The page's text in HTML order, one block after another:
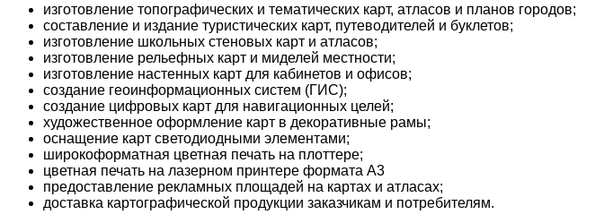
изготовление топографических и тематических карт, атласов и планов городов;
составление и издание туристических карт, путеводителей и буклетов;
изготовление школьных стеновых карт и атласов;
изготовление рельефных карт и миделей местности;
изготовление настенных карт для кабинетов и офисов;
создание геоинформационных систем (ГИС);
создание цифровых карт для навигационных целей;
художественное оформление карт в декоративные рамы;
оснащение карт светодиодными элементами;
широкоформатная цветная печать на плоттере;
цветная печать на лазерном принтере формата А3
предоставление рекламных площадей на картах и атласах;
доставка картографической продукции заказчикам и потребителям.